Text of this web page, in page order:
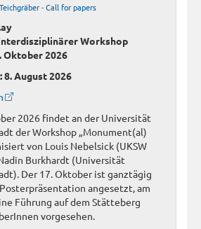
-Call for papers
Workshop
Oktober 2026
8. August 2026
2026 findet an der Universität
der Workshop „Monument(al)
von Louis Nebelsick (UKSW
Burkhardt (Universität
Der 17. Oktober ist ganztägig
angesetzt, am
Führung auf dem Stätteberg
vorgesehen.